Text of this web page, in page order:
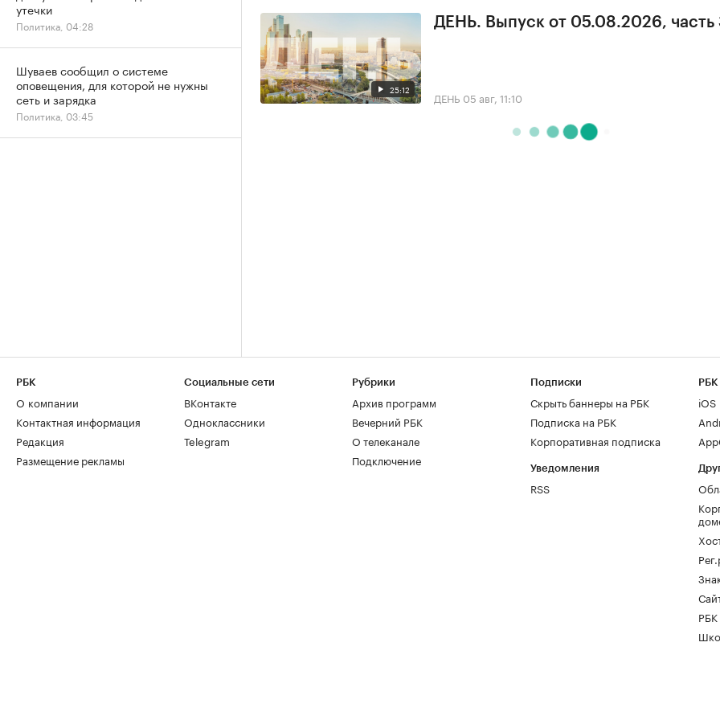
25:12
ДЕНЬ. Выпуск от 05.08.2026, часть
ДЕНЬ 05 авг, 11:10
утечки
Политика, 04:28
Шуваев сообщил о системе
оповещения, для которой не нужны
сеть и зарядка
Политика, 03:45
РБК
О компании
Контактная информация
Редакция
Размещение рекламы
Социальные сети
ВКонтакте
Одноклассники
Telegram
Рубрики
Архив программ
Вечерний РБК
О телеканале
Подключение
Подписки
Скрыть баннеры на РБК
Подписка на РБК
Корпоративная подписка
Уведомления
RSS
РБК
iOS